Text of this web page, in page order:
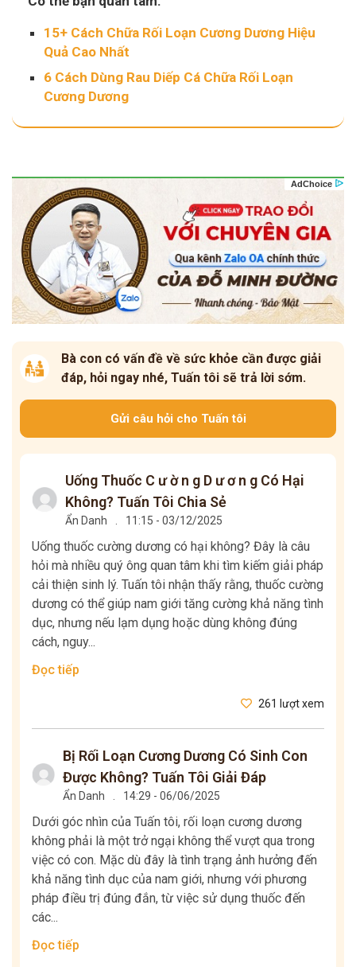
15+ Cách Chữa Rối Loạn Cương Dương Hiệu
Quả Cao Nhất
6 Cách Dùng Rau Diếp Cá Chữa Rối Loạn
Cương Dương
Bà con có vấn đề về sức khỏe cần được giải
đáp, hỏi ngay nhé, Tuấn tôi sẽ trả lời sớm.
Gửi câu hỏi cho Tuấn tôi
Uống Thuốc C ư ờ n g D ư ơ n g Có Hại
Không? Tuấn Tôi Chia Sẻ
Ẩn Danh 11:15 - 03/12/2025
Uống thuốc cường dương có hại không? Đây là câu
hỏi mà nhiều quý ông quan tâm khi tìm kiếm giải pháp
cải thiện sinh lý. Tuấn tôi nhận thấy rằng, thuốc cường
dương có thể giúp nam giới tăng cường khả năng tình
dục, nhưng nếu lạm dụng hoặc dùng không đúng
cách, nguy...
Đọc tiếp
261 lượt xem
Bị Rối Loạn Cương Dương Có Sinh Con
Được Không? Tuấn Tôi Giải Đáp
Ẩn Danh 14:29 - 06/06/2025
Dưới góc nhìn của Tuấn tôi, rối loạn cương dương
không phải là một trở ngại không thể vượt qua trong
việc có con. Mặc dù đây là tình trạng ảnh hưởng đến
khả năng tình dục của nam giới, nhưng với phương
pháp điều trị đúng đắn, từ việc sử dụng thuốc đến
các...
Đọc tiếp